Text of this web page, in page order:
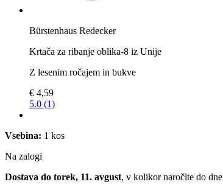
Bürstenhaus Redecker
Krtača za ribanje oblika-8 iz Unije
Z lesenim ročajem in bukve
€ 4,59
5.0 (1)
Vsebina: 1 kos
Na zalogi
Dostava do torek, 11. avgust, v kolikor naročite do dne